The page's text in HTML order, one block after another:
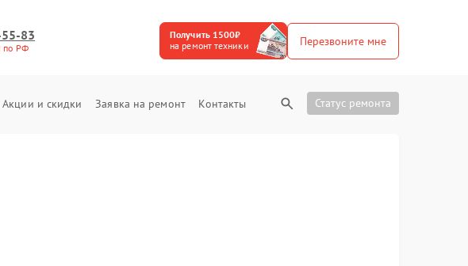
83
по РФ
Получить 1500₽
на ремонт техники
Перезвоните мне
Акции и скидки Заявка на ремонт Контакты Статус ремонта